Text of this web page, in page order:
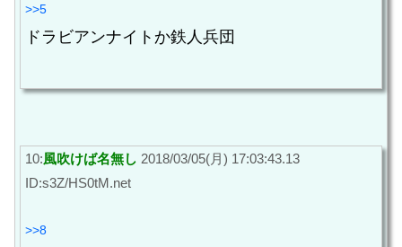
>>5
ドラビアンナイトか鉄人兵団
10:風吹けば名無し 2018/03/05(月) 17:03:43.13
ID:s3Z/HS0tM.net
>>8